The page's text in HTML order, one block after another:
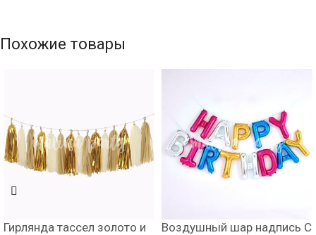
Похожие товары
Гирлянда тассел золото и
Воздушный шар надпись С